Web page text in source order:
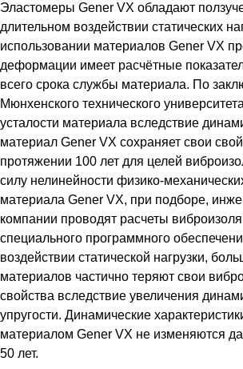
Эластомеры Gener VX обладают
длительном воздействии статических
использовании материалов Gener VX
деформации имеет расчётные
всего срока службы материала. По
Мюнхенского технического
усталости материала вследствие
материал Gener VX сохраняет свои
протяжении 100 лет для целей
силу нелинейности физико-
материала Gener VX, при подборе,
компании проводят расчеты
специального программного
воздействии статической нагрузки,
материалов частично теряют свои
свойства вследствие увеличения
упругости. Динамические
материалом Gener VX не изменяются
50 лет.